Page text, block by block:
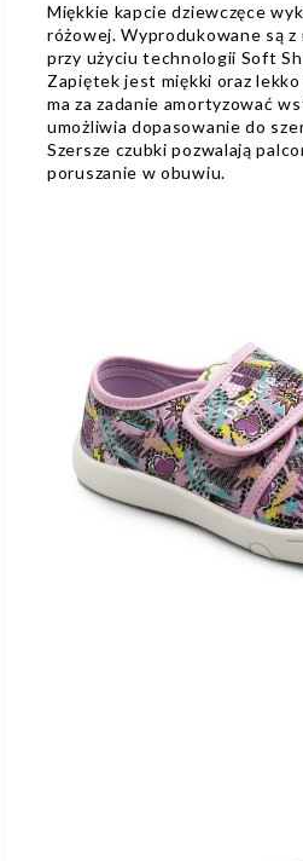
Miękkie kapcie dziewczęce
różowej. Wyprodukowane są z
przy użyciu technologii Soft
Zapiętek jest miękki oraz
ma za zadanie amortyzować
umożliwia dopasowanie do
Szersze czubki pozwalają
poruszanie w obuwiu.